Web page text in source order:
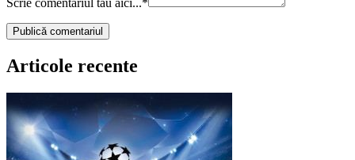
Scrie comentariul tău aici...*
Articole recente